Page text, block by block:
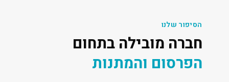
הסיפור שלנו
חברה מובילה בתחום
הפרסום והמתנות